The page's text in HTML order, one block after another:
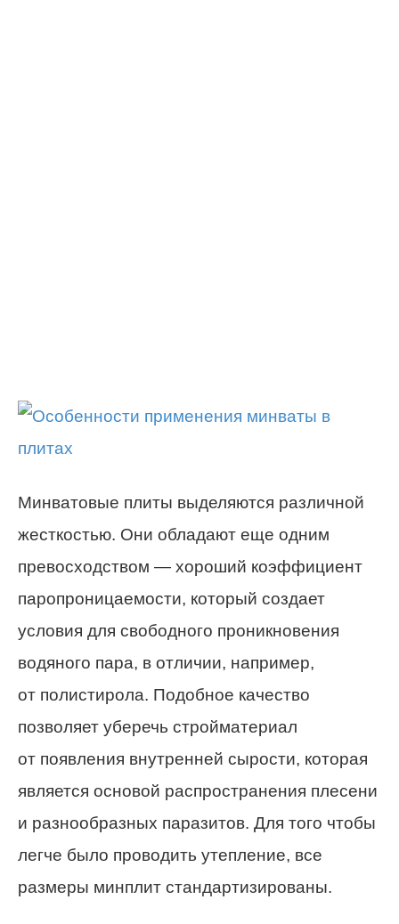
Минватовые плиты выделяются различной
жесткостью. Они обладают еще одним
превосходством — хороший коэффициент
паропроницаемости, который создает
условия для свободного проникновения
водяного пара, в отличии, например,
от полистирола. Подобное качество
позволяет уберечь стройматериал
от появления внутренней сырости, которая
является основой распространения плесени
и разнообразных паразитов. Для того чтобы
легче было проводить утепление, все
размеры минплит стандартизированы.